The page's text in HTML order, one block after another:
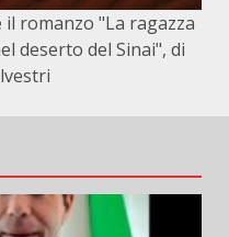
romanzo "La ragazza
deserto del Sinai", di